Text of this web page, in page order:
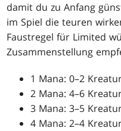
damit du zu Anfang
im Spiel die teuren
Faustregel für Limited
Zusammenstellung
1 Mana: 0–2
2 Mana: 4–6
3 Mana: 3–5
4 Mana: 2–4